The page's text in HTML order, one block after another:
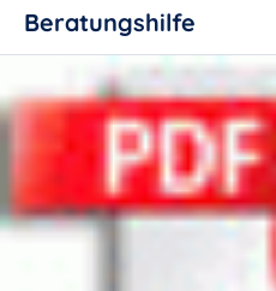
Beratungshilfe